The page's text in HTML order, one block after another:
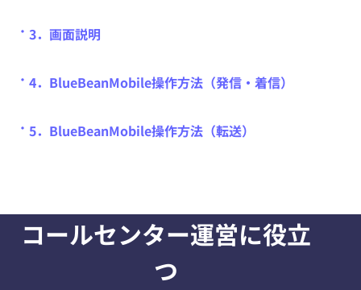
・ 3．画面説明
・ 4．BlueBeanMobile操作方法（発信・着信）
・ 5．BlueBeanMobile操作方法（転送）
コールセンター運営に役立
つ